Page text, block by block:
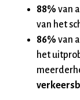
88% van
van het
86% van
het